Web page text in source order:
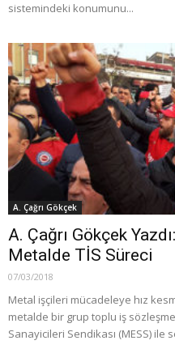
sistemindeki konumunu...
A. Çağrı Gökçek
A. Çağrı Gökçek
Metalde TİS Süreci
07/03/2018
Metal işçileri mücadeleye hız
metalde bir grup toplu iş
Sanayicileri Sendikası (MESS) ile